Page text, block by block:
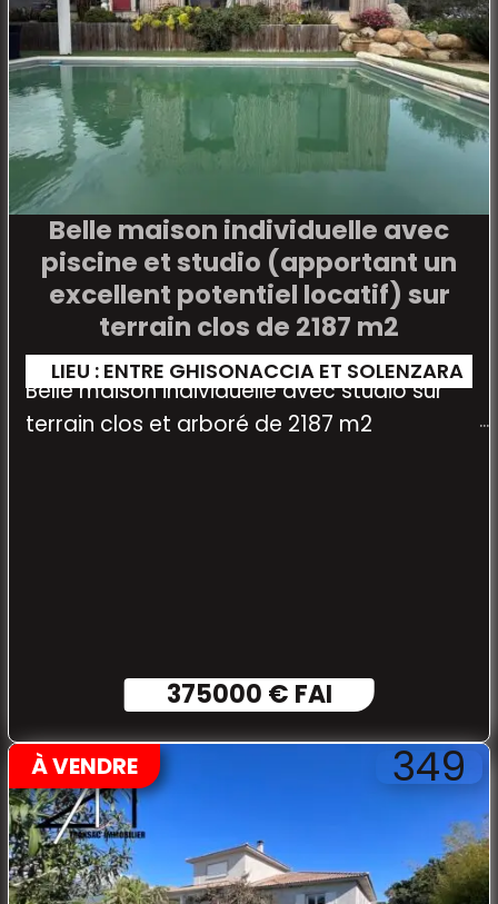
Belle maison individuelle avec
piscine et studio (apportant un
excellent potentiel locatif) sur
terrain clos de 2187 m2
LIEU : ENTRE GHISONACCIA ET SOLENZARA
Belle maison individuelle avec studio sur
terrain clos et arboré de 2187 m2
375000 € FAI
À VENDRE 349